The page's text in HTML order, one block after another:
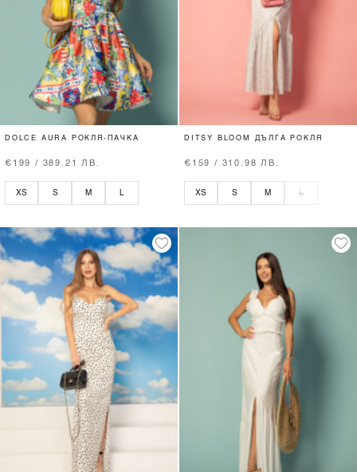
DOLCE AURA РОКЛЯ-ПАЧКА
€199 / 389.21 ЛВ.
XS S M L
DITSY BLOOM ДЪЛГА РОКЛЯ
€159 / 310.98 ЛВ.
XS S M L